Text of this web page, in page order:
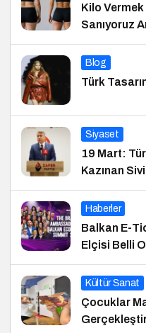
Kilo Vermek
Sanıyoruz
Blog
Türk
Siyaset
19 Mart:
Kazınan
Haberler
Balkan E-
Elçisi Belli
Kültür Sanat
Çocuklar